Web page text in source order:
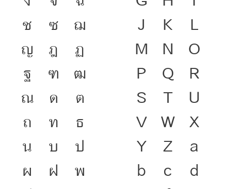
ช
ซ
ฌ
ญ
ฎ
ฏ
ฐ
ฑ
ฒ
ณ
ด
ต
ถ
ท
ธ
น
บ
ป
ผ
ฝ
พ
J
K
L
M
N
O
P
Q
R
S
T
U
V
W
X
Y
Z
a
b
c
d